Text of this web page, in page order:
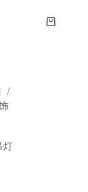
购
灯